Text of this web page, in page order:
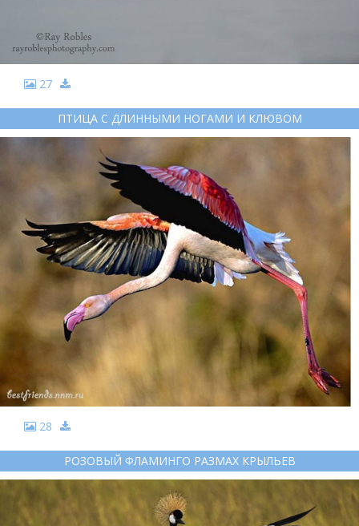
27
ПТИЦА С ДЛИННЫМИ НОГАМИ И КЛЮВОМ
28
РОЗОВЫЙ ФЛАМИНГО РАЗМАХ КРЫЛЬЕВ